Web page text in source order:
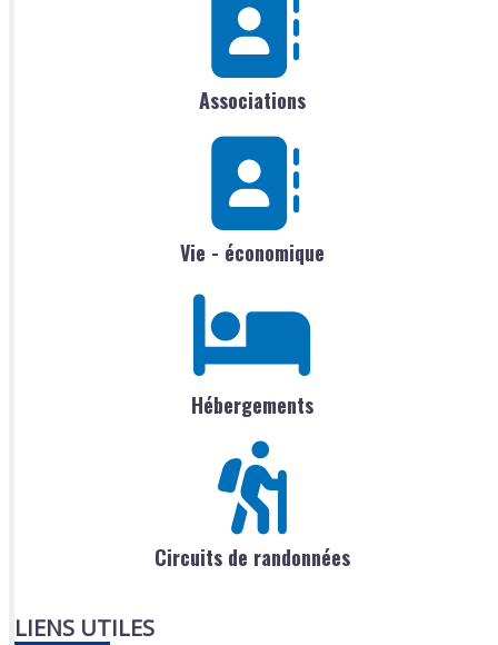
Associations
Vie - économique
Hébergements
Circuits de randonnées
LIENS UTILES